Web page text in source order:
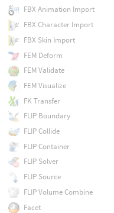
FBX Animation Import
FBX Character Import
FBX Skin Import
FEM Deform
FEM Validate
FEM Visualize
FK Transfer
FLIP Boundary
FLIP Collide
FLIP Container
FLIP Solver
FLIP Source
FLIP Volume Combine
Facet